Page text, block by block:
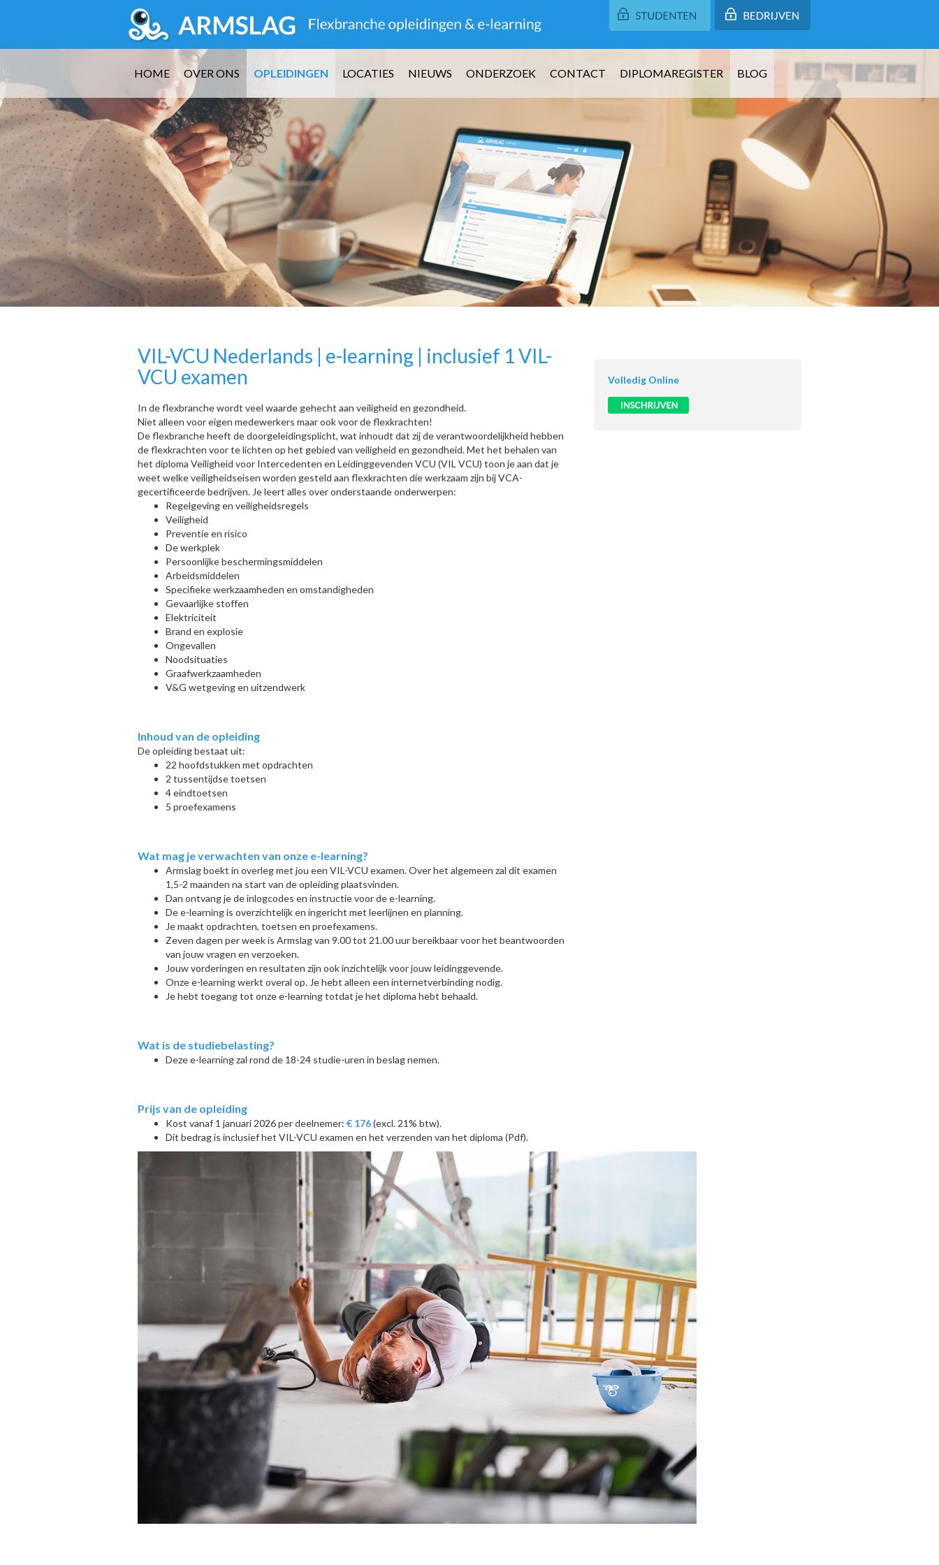
HOME OVER ONS OPLEIDINGEN LOCATIES NIEUWS ONDERZOEK CONTACT DIPLOMAREGISTER BLOG
VIL-VCU Nederlands | e-learning | inclusief 1 VIL-
VCU examen
In de flexbranche wordt veel waarde gehecht aan veiligheid en gezondheid.
Niet alleen voor eigen medewerkers maar ook voor de flexkrachten!
De flexbranche heeft de doorgeleidingsplicht, wat inhoudt dat zij de verantwoordelijkheid hebben
de flexkrachten voor te lichten op het gebied van veiligheid en gezondheid. Met het behalen van
het diploma Veiligheid voor Intercedenten en Leidinggevenden VCU (VIL VCU) toon je aan dat je
weet welke veiligheidseisen worden gesteld aan flexkrachten die werkzaam zijn bij VCA-
gecertificeerde bedrijven. Je leert alles over onderstaande onderwerpen:
Regelgeving en veiligheidsregels
Veiligheid
Preventie en risico
De werkplek
Persoonlijke beschermingsmiddelen
Arbeidsmiddelen
Specifieke werkzaamheden en omstandigheden
Gevaarlijke stoffen
Elektriciteit
Brand en explosie
Ongevallen
Noodsituaties
Graafwerkzaamheden
V&G wetgeving en uitzendwerk
Inhoud van de opleiding
De opleiding bestaat uit:
22 hoofdstukken met opdrachten
2 tussentijdse toetsen
4 eindtoetsen
5 proefexamens
Wat mag je verwachten van onze e-learning?
Armslag boekt in overleg met jou een VIL-VCU examen. Over het algemeen zal dit examen
1,5-2 maanden na start van de opleiding plaatsvinden.
Dan ontvang je de inlogcodes en instructie voor de e-learning.
De e-learning is overzichtelijk en ingericht met leerlijnen en planning.
Je maakt opdrachten, toetsen en proefexamens.
Zeven dagen per week is Armslag van 9.00 tot 21.00 uur bereikbaar voor het beantwoorden
van jouw vragen en verzoeken.
Jouw vorderingen en resultaten zijn ook inzichtelijk voor jouw leidinggevende.
Onze e-learning werkt overal op. Je hebt alleen een internetverbinding nodig.
Je hebt toegang tot onze e-learning totdat je het diploma hebt behaald.
Wat is de studiebelasting?
Deze e-learning zal rond de 18-24 studie-uren in beslag nemen.
Prijs van de opleiding
Kost vanaf 1 januari 2026 per deelnemer: € 176(excl. 21% btw).
Dit bedrag is inclusief het VIL-VCU examen en het verzenden van het diploma (Pdf).
Volledig Online